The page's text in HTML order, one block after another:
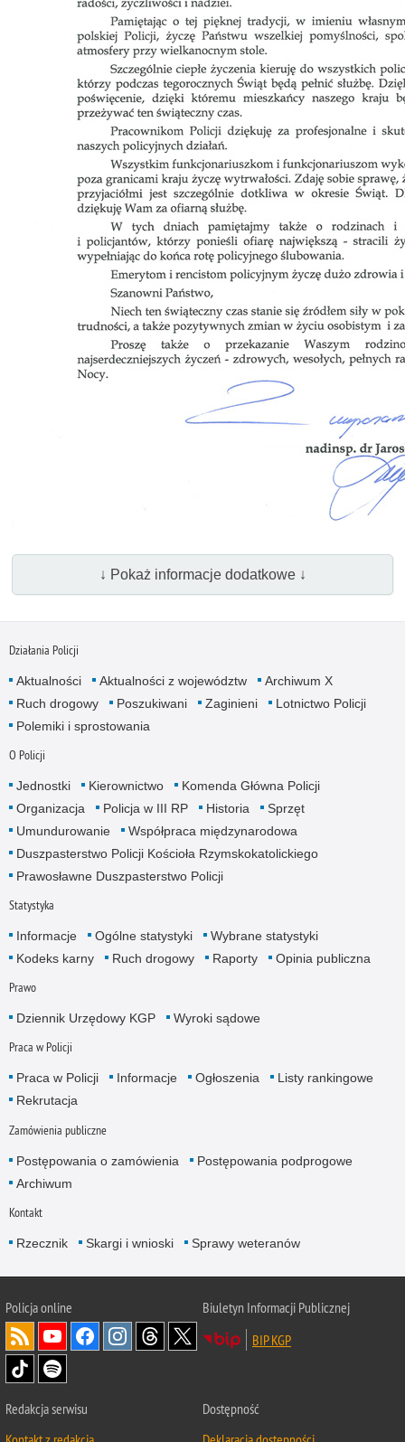
↓ Pokaż informacje dodatkowe ↓
Działania Policji
Aktualności Aktualności z województw
Archiwum X
Ruch drogowy
Poszukiwani Zaginieni
Lotnictwo Policji
Polemiki i sprostowania
O Policji
Jednostki Kierownictwo
Komenda Główna Policji
Organizacja
Policja w III RP Historia
Sprzęt
Umundurowanie
Współpraca międzynarodowa
Duszpasterstwo Policji Kościoła Rzymskokatolickiego
Prawosławne Duszpasterstwo Policji
Statystyka
Informacje Ogólne statystyki
Wybrane statystyki
Kodeks karny
Ruch drogowy Raporty Opinia publiczna
Prawo
Dziennik Urzędowy KGP Wyroki sądowe
Praca w Policji
Praca w Policji Informacje Ogłoszenia
Listy rankingowe
Rekrutacja
Zamówienia publiczne
Postępowania o zamówienia
Postępowania podprogowe
Archiwum
Kontakt
Rzecznik Skargi i wnioski Sprawy weteranów
Policjaonline
Biuletyn Informacji Publicznej
BIP KGP
Redakcja serwisu
Dostępność